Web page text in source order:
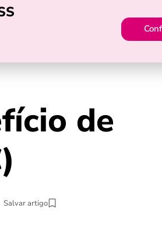
de
Salvar artigo